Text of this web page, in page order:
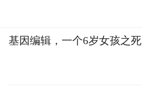
基因编辑，一个6岁女孩之死